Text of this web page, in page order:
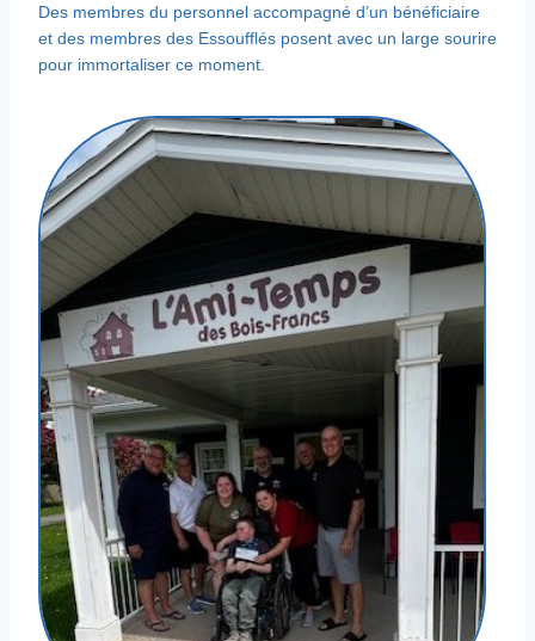
Des membres du personnel accompagné d’un bénéficiaire
et des membres des Essoufflés posent avec un large sourire
pour immortaliser ce moment.